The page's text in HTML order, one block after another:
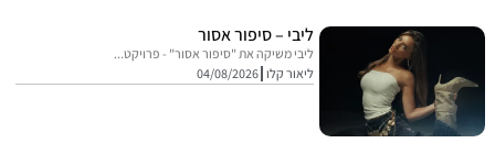
ליבי – סיפור אסור
ליבי משיקה את "סיפור אסור" - פרויקט...
ליאור קלו 04/08/2026